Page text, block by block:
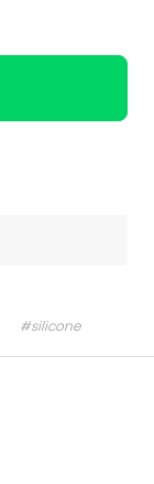
#silicone